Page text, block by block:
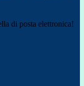
di posta elettronica!